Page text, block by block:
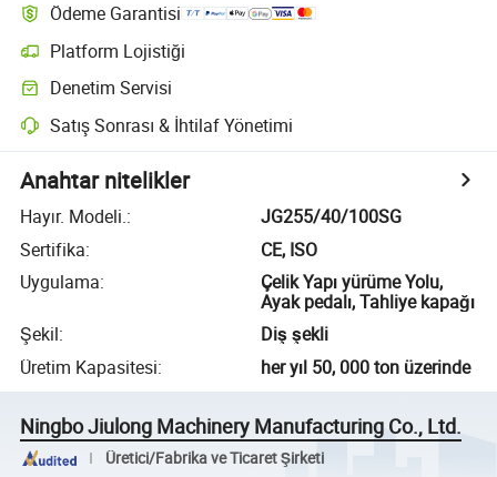
Ödeme Garantisi
Platform Lojistiği
Denetim Servisi
Satış Sonrası & İhtilaf Yönetimi
Anahtar nitelikler
Hayır. Modeli.:
JG255/40/100SG
Sertifika:
CE, ISO
Uygulama:
Çelik Yapı yürüme Yolu,
Ayak pedalı, Tahliye kapağı
Şekil:
Diş şekli
Üretim Kapasitesi: her yıl 50, 000 ton üzerinde
Ningbo Jiulong Machinery Manufacturing Co., Ltd.
Üretici/Fabrika ve Ticaret Şirketi